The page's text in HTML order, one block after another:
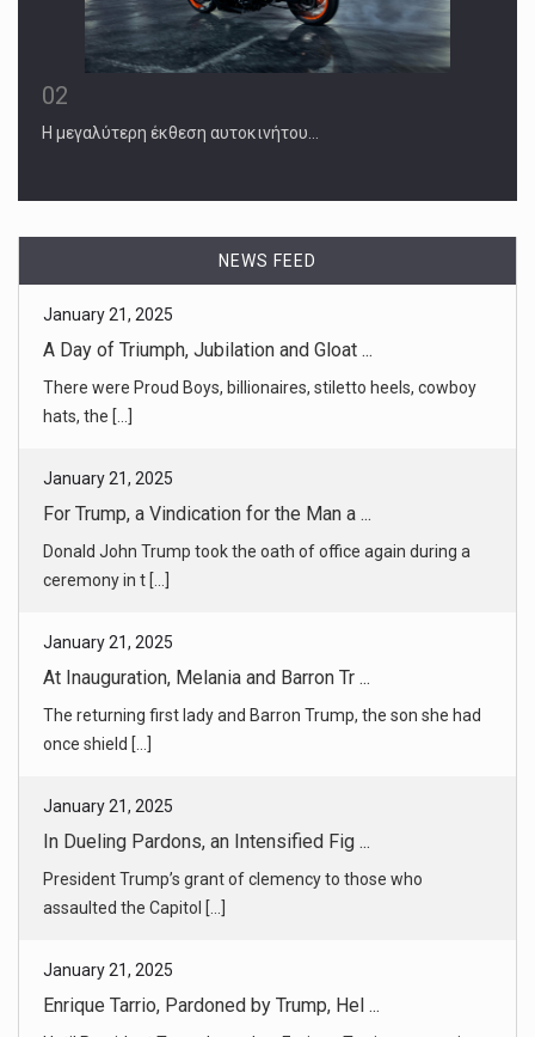
02
Η μεγαλύτερη έκθεση αυτοκινήτου…
NEWS FEED
January 21, 2025
For Trump, a Vindication for the Man a ...
Donald John Trump took the oath of office again during a
ceremony in t [...]
January 21, 2025
At Inauguration, Melania and Barron Tr ...
The returning first lady and Barron Trump, the son she had
once shield [...]
January 21, 2025
In Dueling Pardons, an Intensified Fig ...
President Trump’s grant of clemency to those who
assaulted the Capitol [...]
January 21, 2025
Enrique Tarrio, Pardoned by Trump, Hel ...
Until President Trump’s pardon, Enrique Tarrio was serving
a 22-year p [...]
January 21, 2025
Trump Commutes Sentence of Stewart Rho ...